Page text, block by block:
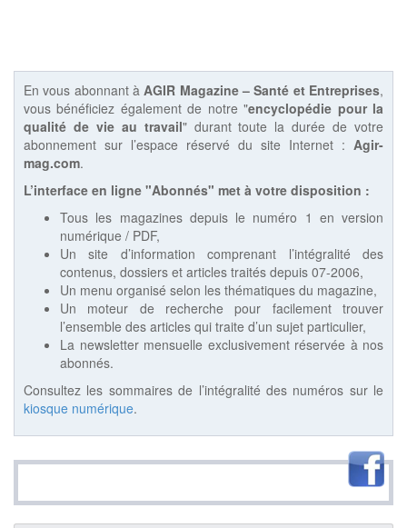
En vous abonnant àAGIR Magazine – Santé et Entreprises,
vous bénéficiez également de notre "encyclopédie pour la
qualité de vie au travail" durant toute la durée de votre
abonnement sur l’espace réservé du site Internet : Agir-
mag.com.
L’interface en ligne "Abonnés" met à votre disposition :
Tous les magazines depuis le numéro 1 en version
numérique / PDF,
Un site d’information comprenant l’intégralité des
contenus, dossiers et articles traités depuis 07-2006,
Un menu organisé selon les thématiques du magazine,
Un moteur de recherche pour facilement trouver
l’ensemble des articles qui traite d’un sujet particulier,
La newsletter mensuelle exclusivement réservée à nos
abonnés.
Consultez les sommaires de l’intégralité des numéros sur le
kiosque numérique.